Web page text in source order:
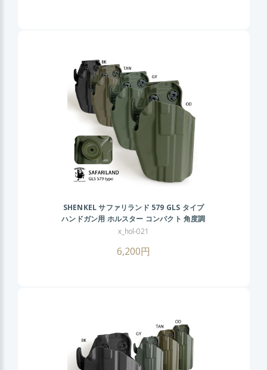
SHENKEL サファリランド 579 GLS タイプ
ハンドガン用 ホルスター コンパクト 角度調
整ダイヤル (BK/OD/TAN) サバイバルゲー
x_hol-021
6,200円